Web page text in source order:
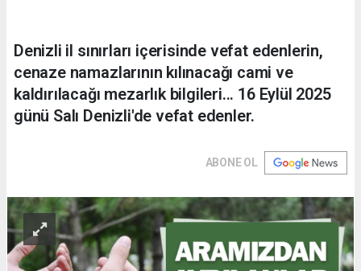
Denizli il sınırları içerisinde vefat edenlerin,
cenaze namazlarının kılınacağı cami ve
kaldırılacağı mezarlık bilgileri... 16 Eylül 2025
günü Salı Denizli'de vefat edenler.
ABONE OL